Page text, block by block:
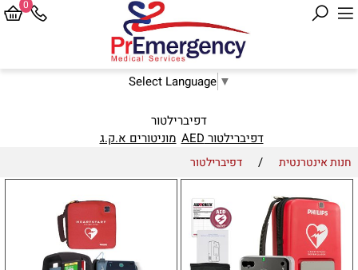
Select Language ▼
0
דפיברילטור
דפיברילטור AED
מוניטורים א.ק.ג
חנות אינטרנטית / דפיברילטור